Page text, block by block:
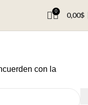
0 0,00$
con la